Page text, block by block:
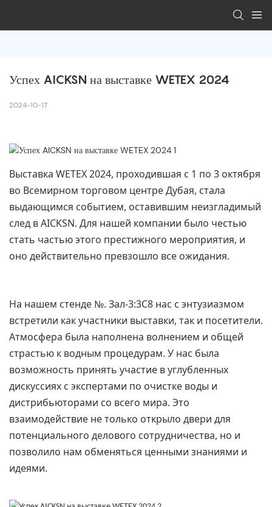
Успех AICKSN на выставке WETEX 2024
2024-10-17
Выставка WETEX 2024, проходившая с 1 по 3 октября
во Всемирном торговом центре Дубая, стала
выдающимся событием, оставившим неизгладимый
след в AICKSN. Для нашей компании было честью
стать частью этого престижного мероприятия, и
оно действительно превзошло все ожидания.
На нашем стенде №. Зал-3:3C8 нас с энтузиазмом
встретили как участники выставки, так и посетители.
Атмосфера была наполнена волнением и общей
страстью к водным процедурам. У нас была
возможность принять участие в углубленных
дискуссиях с экспертами по очистке воды и
дистрибьюторами со всего мира. Это
взаимодействие не только открыло двери для
потенциального делового сотрудничества, но и
позволило нам обменяться ценными знаниями и
идеями.